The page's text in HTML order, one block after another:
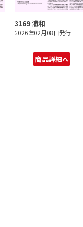
3169 浦和
2026年02月08日発行
商品詳細へ